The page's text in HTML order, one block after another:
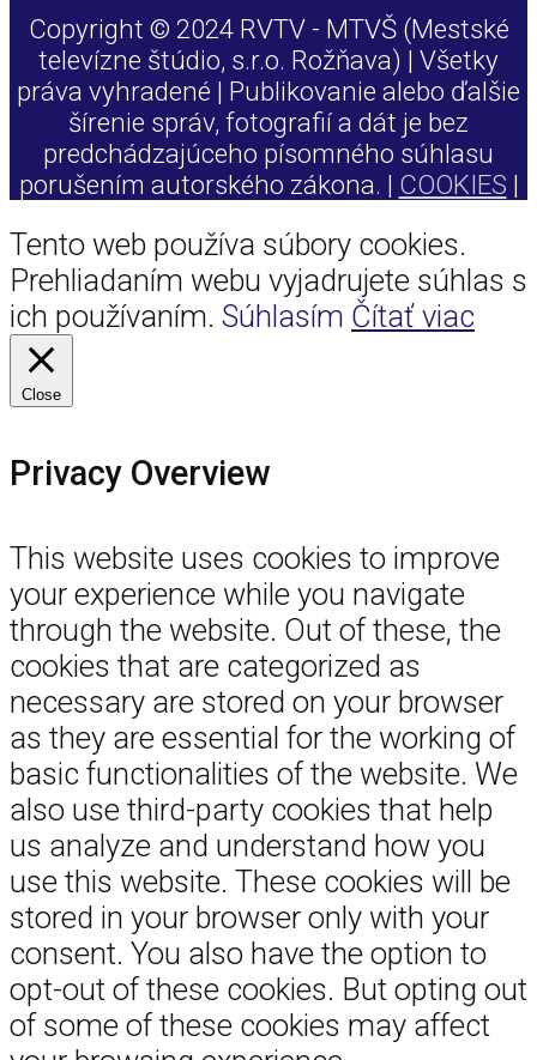
Copyright © 2024 RVTV - MTVŠ (Mestské
televízne štúdio, s.r.o. Rožňava) | Všetky
práva vyhradené | Publikovanie alebo ďalšie
šírenie správ, fotografií a dát je bez
predchádzajúceho písomného súhlasu
porušením autorského zákona. | COOKIES |
Tento web používa súbory cookies.
Prehliadaním webu vyjadrujete súhlas s
ich používaním. Súhlasím Čítať viac
Close
Privacy Overview
This website uses cookies to improve
your experience while you navigate
through the website. Out of these, the
cookies that are categorized as
necessary are stored on your browser
as they are essential for the working of
basic functionalities of the website. We
also use third-party cookies that help
us analyze and understand how you
use this website. These cookies will be
stored in your browser only with your
consent. You also have the option to
opt-out of these cookies. But opting out
of some of these cookies may affect